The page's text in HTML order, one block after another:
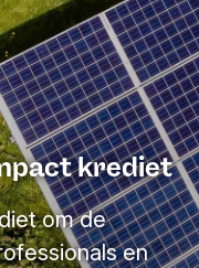
krediet
om de
en